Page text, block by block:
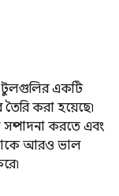
টুলগুলির একটি
করা হয়েছে৷
করতে এবং
আরও ভাল